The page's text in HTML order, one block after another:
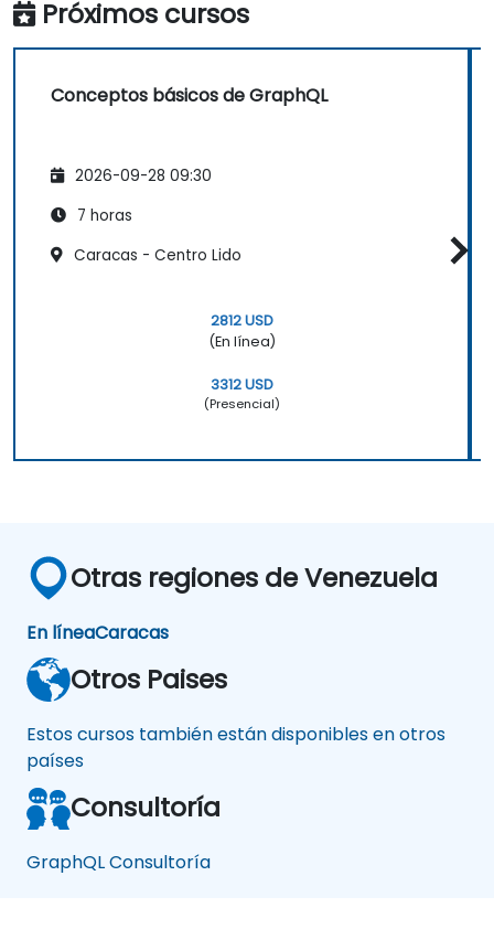
Próximos cursos
Conceptos básicos de GraphQL
2026-09-28 09:30
7 horas
Caracas - Centro Lido
2812 USD
(En línea)
3312 USD
(Presencial)
Otras regiones de Venezuela
En líneaCaracas
Otros Paises
Estos cursos también están disponibles en otros
países
Consultoría
GraphQL Consultoría